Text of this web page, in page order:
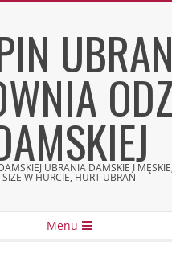
UBRANIA DAMSKIE I
SIZE W HURCIE, HURT UBRAŃ
Menu